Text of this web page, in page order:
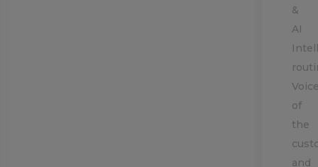
&
AI
Voice
of
the
and